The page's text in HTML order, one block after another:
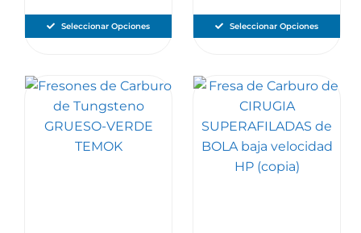
Seleccionar Opciones Seleccionar Opciones